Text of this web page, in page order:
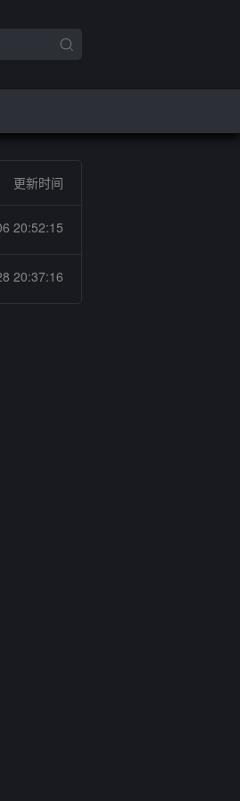
更新时间
20:52:15
20:37:16